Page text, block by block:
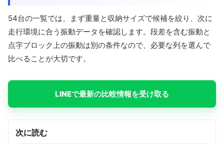
54台の一覧では、まず重量と収納サイズで候補を絞り、次に
走行環境に合う振動データを確認します。段差を含む振動と
点字ブロック上の振動は別の条件なので、必要な列を選んで
比べることが大切です。
LINEで最新の比較情報を受け取る
次に読む